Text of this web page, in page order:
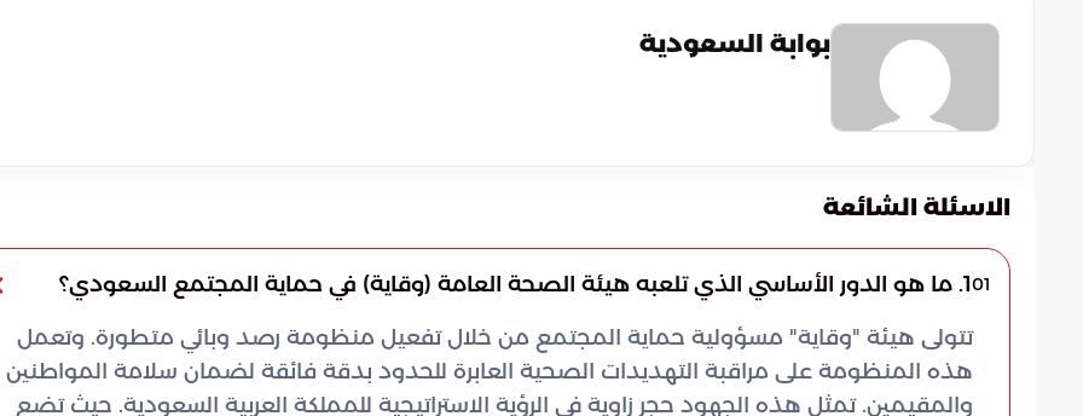
بوابة السعودية
الاسئلة الشائعة
011. ما هو الدور الأساسي الذي تلعبه هيئة الصحة العامة (وقاية) في حماية المجتمع السعودي؟
تتولى هيئة "وقاية" مسؤولية حماية المجتمع من خلال تفعيل منظومة رصد وبائي متطورة. وتعمل
هذه المنظومة على مراقبة التهديدات الصحية العابرة للحدود بدقة فائقة لضمان سلامة المواطنين
والمقيمين. تمثل هذه الجهود حجر زاوية في الرؤية الاستراتيجية للمملكة العربية السعودية. حيث تضع